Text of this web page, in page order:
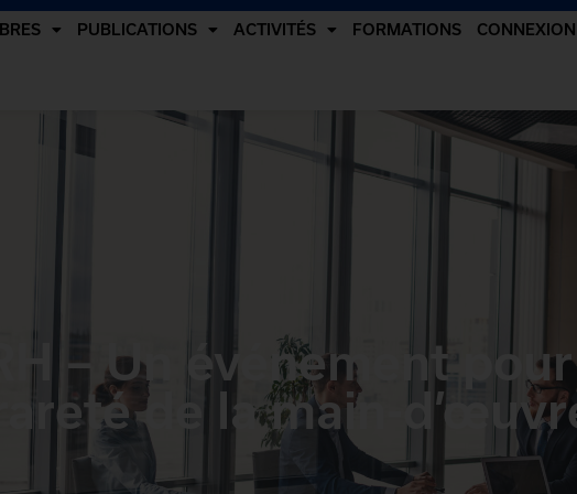
PUBLICATIONS ACTIVITÉS FORMATIONS CONNEXION
– Un événement
de la main-